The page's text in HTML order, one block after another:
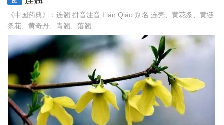
《中国药典》：连翘 拼音注音 Lián Qiáo 别名 连壳、黄花条、黄链
条花、黄奇丹、青翘、落翘 ...